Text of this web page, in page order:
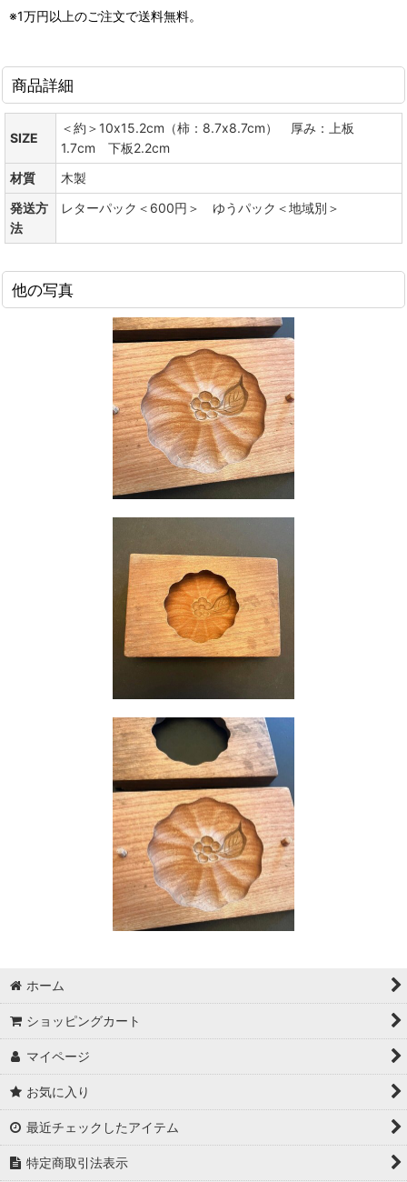
※1万円以上のご注文で送料無料。
商品詳細
SIZE
＜約＞10x15.2cm（柿：8.7x8.7cm） 厚み：上板
1.7cm 下板2.2cm
材質
木製
発送方
法
レターパック＜600円＞ ゆうパック＜地域別＞
他の写真
ホーム
ショッピングカート
マイページ
お気に入り
最近チェックしたアイテム
特定商取引法表示